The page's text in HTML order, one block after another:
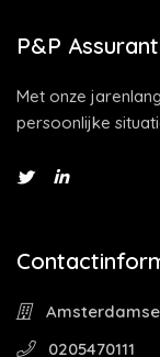
P&P
Met onze
persoonlijke
0205470111